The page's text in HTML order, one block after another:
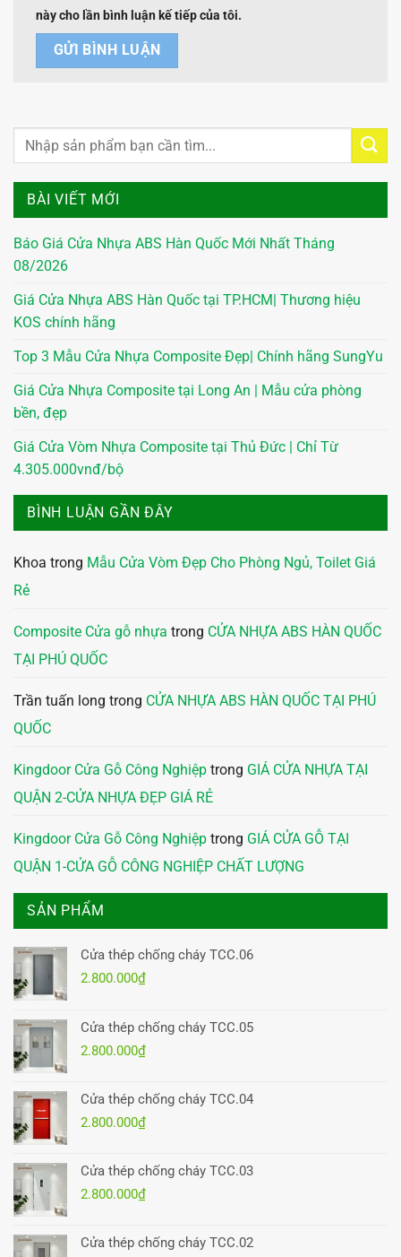
BÀI VIẾT MỚI
Báo Giá Cửa Nhựa ABS Hàn Quốc Mới Nhất Tháng
08/2026
Giá Cửa Nhựa ABS Hàn Quốc tại TP.HCM| Thương hiệu
KOS chính hãng
Top 3 Mẫu Cửa Nhựa Composite Đẹp| Chính hãng SungYu
Giá Cửa Nhựa Composite tại Long An | Mẫu cửa phòng
bền, đẹp
Giá Cửa Vòm Nhựa Composite tại Thủ Đức | Chỉ Từ
4.305.000vnđ/bộ
BÌNH LUẬN GẦN ĐÂY
Khoa trong Mẫu Cửa Vòm Đẹp Cho Phòng Ngủ, Toilet Giá
Rẻ
Composite Cửa gỗ nhựa trong CỬA NHỰA ABS HÀN QUỐC
TẠI PHÚ QUỐC
Trần tuấn long trong CỬA NHỰA ABS HÀN QUỐC TẠI PHÚ
QUỐC
Kingdoor Cửa Gỗ Công Nghiệp trong GIÁ CỬA NHỰA TẠI
QUẬN 2-CỬA NHỰA ĐẸP GIÁ RẺ
Kingdoor Cửa Gỗ Công Nghiệp trong GIÁ CỬA GỖ TẠI
QUẬN 1-CỬA GỖ CÔNG NGHIỆP CHẤT LƯỢNG
SẢN PHẨM
Cửa thép chống cháy TCC.06
2.800.000₫
Cửa thép chống cháy TCC.05
2.800.000₫
Cửa thép chống cháy TCC.04
2.800.000₫
Cửa thép chống cháy TCC.03
2.800.000₫
Cửa thép chống cháy TCC.02
này cho lần bình luận kế tiếp của tôi.